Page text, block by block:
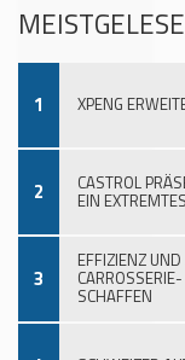
1 XPENG
2 CASTROL
EIN
3
EFFIZIENZ
SCHAFFEN